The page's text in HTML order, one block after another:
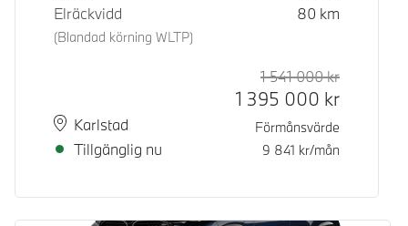
Elräckvidd
(Blandad körning WLTP)
80 km
PlatsKarlstad
Leveranstid
Tillgänglig nu
Rek. ord
1 541 000kr
1 395 000 kr
Förmånsvärde
9 841 kr/mån